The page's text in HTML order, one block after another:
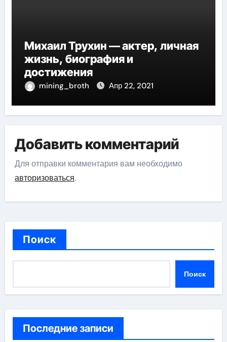
Михаил Трухин — актер, личная
жизнь, биография и
достижения
mining_broth Апр 22, 2021
Добавить комментарий
Для отправки комментария вам необходимо
авторизоваться.
Поиск
Поиск
Последние записи